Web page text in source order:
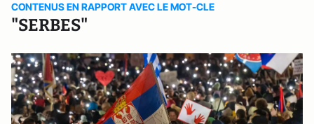
CONTENUS EN RAPPORT AVEC LE MOT-CLE
"SERBES"